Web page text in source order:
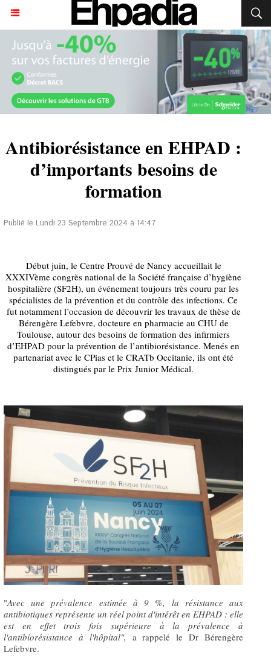
Antibiorésistance en EHPAD :
d’importants besoins de
formation
Publié le Lundi 23 Septembre 2024 à 14:47
Début juin, le Centre Prouvé de Nancy accueillait le
XXXIVème congrès national de la Société française d’hygiène
hospitalière (SF2H), un événement toujours très couru par les
spécialistes de la prévention et du contrôle des infections. Ce
fut notamment l’occasion de découvrir les travaux de thèse de
Bérengère Lefebvre, docteure en pharmacie au CHU de
Toulouse, autour des besoins de formation des infirmiers
d’EHPAD pour la prévention de l’antibiorésistance. Menés en
partenariat avec le CPias et le CRATb Occitanie, ils ont été
distingués par le Prix Junior Médical.
"Avec une prévalence estimée à 9 %, la résistance aux
antibiotiques représente un réel point d'intérêt en EHPAD : elle
est en effet trois fois supérieure à la prévalence à
l'antibiorésistance à l'hôpital", a rappelé le Dr Bérengère
Lefebvre.